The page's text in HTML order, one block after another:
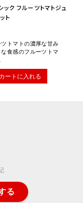
ック フルーツトマトジュ
ト
ツトマトの濃厚な甘み
食感のフルーツトマ
カートに入れる
る